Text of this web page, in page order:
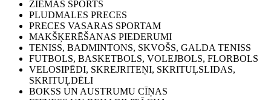
ZIEMAS SPORTS
PLUDMALES PRECES
PRECES VASARAS SPORTAM
MAKŠĶERĒŠANAS PIEDERUMI
TENISS, BADMINTONS, SKVOŠS, GALDA TENISS
FUTBOLS, BASKETBOLS, VOLEJBOLS, FLORBOLS
VELOSIPĒDI, SKREJRITEŅI, SKRITUĻSLIDAS,
SKRITUĻDĒLI
BOKSS UN AUSTRUMU CĪŅAS